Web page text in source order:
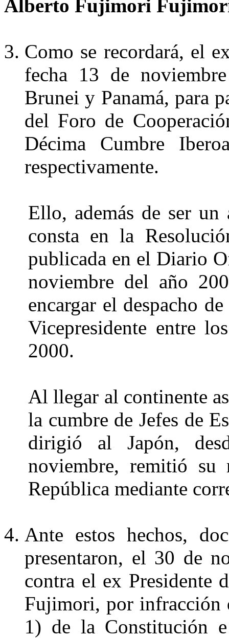
Alberto Fujimori
Como se recordará, el
fecha 13 de
Brunei y Panamá, para
del Foro de
Décima Cumbre
respectivamente.
Ello, además de ser
consta en la
publicada en el Diario
noviembre del año
encargar el despacho
Vicepresidente entre
2000.
Al llegar al continente
la cumbre de Jefes de
dirigió al Japón,
noviembre, remitió su
República mediante
Ante estos hechos,
presentaron, el 30 de
contra el ex Presidente
Fujimori, por infracción
1) de la Constitución